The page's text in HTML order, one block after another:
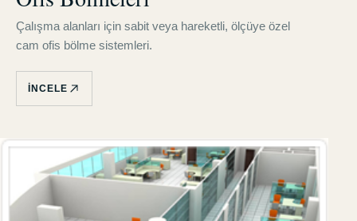
Çalışma alanları için sabit veya hareketli, ölçüye özel
cam ofis bölme sistemleri.
İNCELE